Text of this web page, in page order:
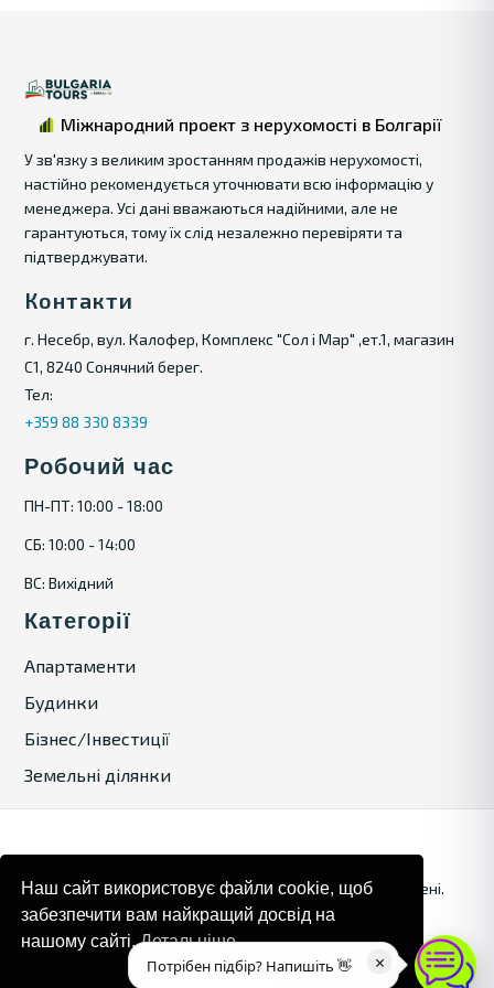
Міжнародний проект з нерухомості в Болгарії
У зв'язку з великим зростанням продажів нерухомості,
настійно рекомендується уточнювати всю інформацію у
менеджера. Усі дані вважаються надійними, але не
гарантуються, тому їх слід незалежно перевіряти та
підтверджувати.
Контакти
г. Несебр, вул. Калофер, Комплекс "Сол і Мар" ,ет.1, магазин
С1, 8240 Сонячний берег.
Тел:
+359 88 330 8339
Робочий час
ПН-ПТ: 10:00 - 18:00
СБ: 10:00 - 14:00
ВС: Вихідний
Категорії
Апартаменти
Будинки
Бізнес/Інвестиції
Земельні ділянки
© 2024. Bulgaria Tours by Inrealr4u. Усі права захищені.
Карта сайтуПолітика конфіденційності
×
Потрібен підбір? Напишіть 👋
Наш сайт використовує файли cookie, щоб
забезпечити вам найкращий досвід на
нашому сайті.Детальніше